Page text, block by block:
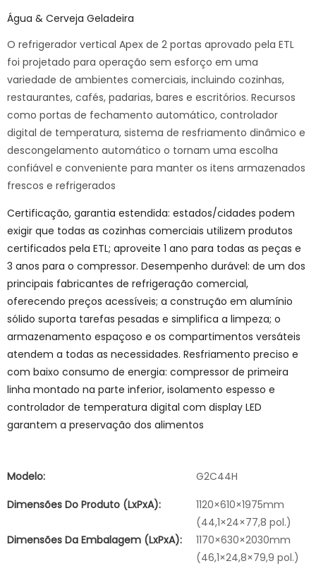
Água & Cerveja Geladeira
O refrigerador vertical Apex de 2 portas aprovado pela ETL
foi projetado para operação sem esforço em uma
variedade de ambientes comerciais, incluindo cozinhas,
restaurantes, cafés, padarias, bares e escritórios. Recursos
como portas de fechamento automático, controlador
digital de temperatura, sistema de resfriamento dinâmico e
descongelamento automático o tornam uma escolha
confiável e conveniente para manter os itens armazenados
frescos e refrigerados
Certificação, garantia estendida: estados/cidades podem
exigir que todas as cozinhas comerciais utilizem produtos
certificados pela ETL; aproveite 1 ano para todas as peças e
3 anos para o compressor. Desempenho durável: de um dos
principais fabricantes de refrigeração comercial,
oferecendo preços acessíveis; a construção em alumínio
sólido suporta tarefas pesadas e simplifica a limpeza; o
armazenamento espaçoso e os compartimentos versáteis
atendem a todas as necessidades. Resfriamento preciso e
com baixo consumo de energia: compressor de primeira
linha montado na parte inferior, isolamento espesso e
controlador de temperatura digital com display LED
garantem a preservação dos alimentos
Modelo:
G2C44H
Dimensões Do Produto (LxPxA):
1120×610×1975mm
(44,1×24×77,8 pol.)
Dimensões Da Embalagem (LxPxA):
1170×630×2030mm
(46,1×24,8×79,9 pol.)